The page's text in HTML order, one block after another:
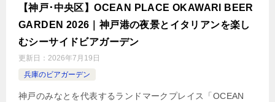
【神戸･中央区】OCEAN PLACE OKAWARI BEER
GARDEN 2026｜神戸港の夜景とイタリアンを楽し
むシーサイドビアガーデン
更新日： 2026年7月19日
兵庫のビアガーデン
神戸のみなとを代表するランドマークプレイス「OCEAN